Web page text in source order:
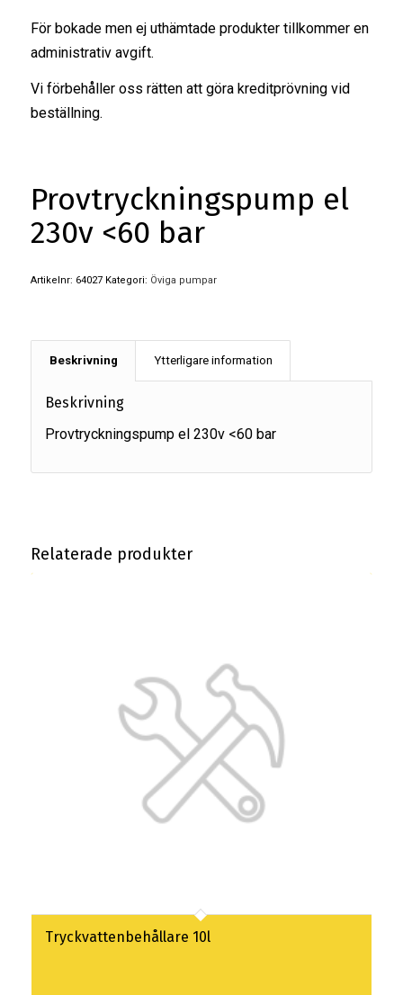
För bokade men ej uthämtade produkter tillkommer en
administrativ avgift.
Vi förbehåller oss rätten att göra kreditprövning vid
beställning.
Provtryckningspump el
230v <60 bar
Artikelnr: 64027 Kategori: Öviga pumpar
Beskrivning Ytterligare information
Beskrivning
Provtryckningspump el 230v <60 bar
Relaterade produkter
Tryckvattenbehållare 10l